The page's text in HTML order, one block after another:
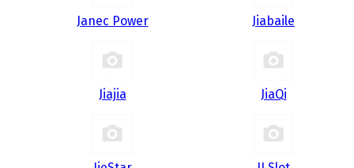
Janec Power Jiabaile
Jiajia JiaQi